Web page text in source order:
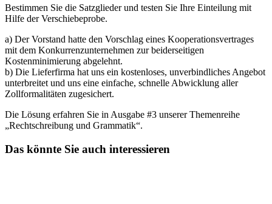
Bestimmen Sie die Satzglieder und testen Sie Ihre Einteilung mit
Hilfe der Verschiebeprobe.
a) Der Vorstand hatte den Vorschlag eines Kooperationsvertrages
mit dem Konkurrenzunternehmen zur beiderseitigen
Kostenminimierung abgelehnt.
b) Die Lieferfirma hat uns ein kostenloses, unverbindliches Angebot
unterbreitet und uns eine einfache, schnelle Abwicklung aller
Zollformalitäten zugesichert.
Die Lösung erfahren Sie in Ausgabe #3 unserer Themenreihe
„Rechtschreibung und Grammatik“.
Das könnte Sie auch interessieren